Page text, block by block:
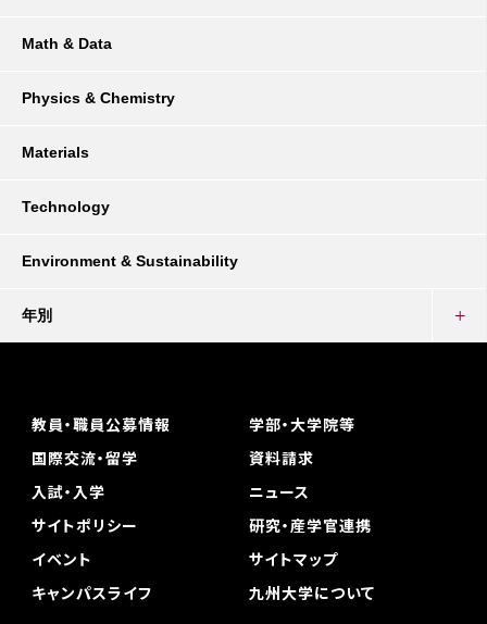
Math & Data
Physics & Chemistry
Materials
Technology
Environment & Sustainability
年別
教員・職員公募情報
学部・大学院等
国際交流・留学
資料請求
入試・入学
ニュース
サイトポリシー
研究・産学官連携
イベント
サイトマップ
キャンパスライフ
九州大学について